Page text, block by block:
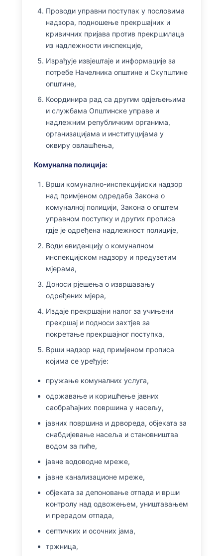
Проводи управни поступак у пословима
надзора, подношење прекршајних и
кривичних пријава против прекршилаца
из надлежности инспекције,
Израђује извјештаје и информације за
потребе Начелника општине и Скупштине
општине,
Координира рад са другим одјељењима
и службама Општинске управе и
надлежним републичким органима,
организацијама и институцијама у
оквиру овлашћења,
Комунална полиција:
Врши комунално-инспекцијиски надзор
над примјеном одредаба Закона о
комуналној полицији, Закона о општем
управном поступку и других прописа
гдје је одређена надлежност полиције,
Води евиденцију о комуналном
инспекцијском надзору и предузетим
мјерама,
Доноси рјешења о извршавању
одређених мјера,
Издаје прекршајни налог за учињени
прекршај и подноси захтјев за
покретање прекршајног поступка,
Врши надзор над примјеном прописа
којима се уређује:
пружање комуналних услуга,
одржавање и коришћење јавних
саобраћајних површина у насељу,
јавних површина и дрвореда, објеката за
снабдијевање насеља и становништва
водом за пиће,
јавне водоводне мреже,
јавне канализационе мреже,
објеката за депоновање отпада и врши
контролу над одвожењем, уништавањем
и прерадом отпада,
септичких и осочних јама,
тржница,